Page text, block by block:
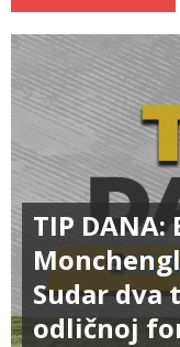
TIP DANA:
Sudar
odličnoj